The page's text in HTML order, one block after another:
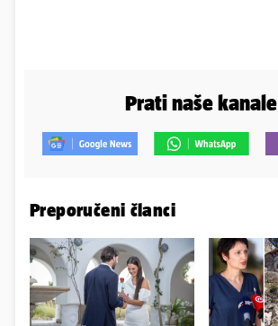
Prati naše kanale
Preporučeni članci